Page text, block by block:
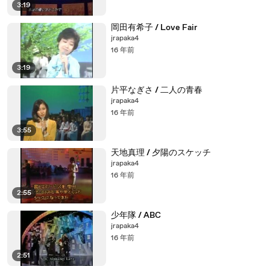
3:19
3:19
岡田有希子 / Love Fair
jrapaka4
16 年前
3:55
片平なぎさ / 二人の青春
jrapaka4
16 年前
2:55
天地真理 / 夕陽のスケッチ
jrapaka4
16 年前
2:51
少年隊 / ABC
jrapaka4
16 年前